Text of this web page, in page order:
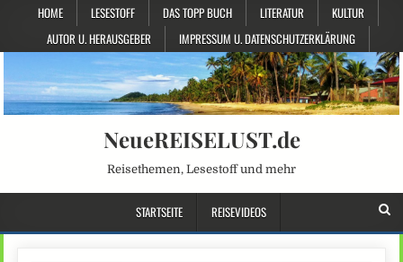
HOME LESESTOFF DAS TOPP BUCH LITERATUR
KULTUR
AUTOR U. HERAUSGEBER
IMPRESSUM U. DATENSCHUTZERKLÄRUNG
NeueREISELUST.de
Reisethemen, Lesestoff und mehr
STARTSEITE REISEVIDEOS